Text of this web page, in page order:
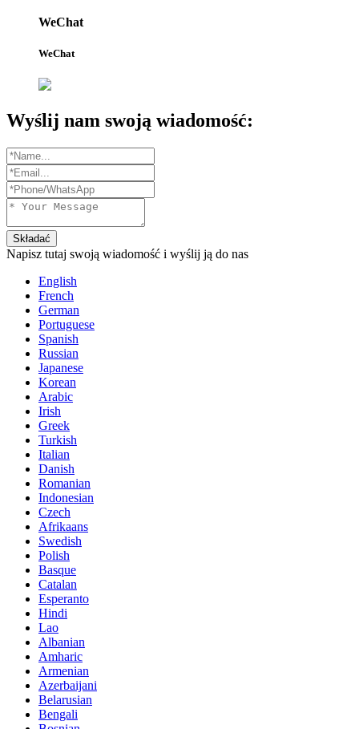
WeChat
WeChat
Wyślij nam swoją wiadomość:
Składać
Napisz tutaj swoją wiadomość i wyślij ją do nas
English
French
German
Portuguese
Spanish
Russian
Japanese
Korean
Arabic
Irish
Greek
Turkish
Italian
Danish
Romanian
Indonesian
Czech
Afrikaans
Swedish
Polish
Basque
Catalan
Esperanto
Hindi
Lao
Albanian
Amharic
Armenian
Azerbaijani
Belarusian
Bengali